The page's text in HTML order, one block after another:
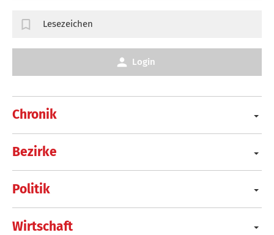
Chronik
Bezirke
Politik
Wirtschaft
Lesezeichen
Login